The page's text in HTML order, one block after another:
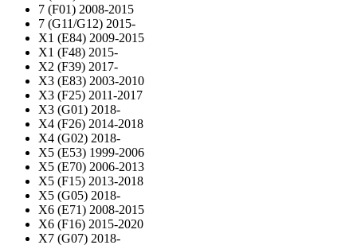
7 (F01) 2008-2015
7 (G11/G12) 2015-
X1 (E84) 2009-2015
X1 (F48) 2015-
X2 (F39) 2017-
X3 (E83) 2003-2010
X3 (F25) 2011-2017
X3 (G01) 2018-
X4 (F26) 2014-2018
X4 (G02) 2018-
X5 (E53) 1999-2006
X5 (E70) 2006-2013
X5 (F15) 2013-2018
X5 (G05) 2018-
X6 (E71) 2008-2015
X6 (F16) 2015-2020
X7 (G07) 2018-